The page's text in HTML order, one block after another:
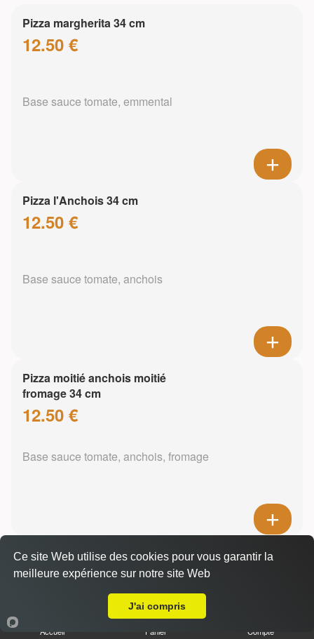
Pizza margherita 34 cm
12.50 €
Base sauce tomate, emmental
Pizza l'Anchois 34 cm
12.50 €
Base sauce tomate, anchois
Pizza moitié anchois moitié
fromage 34 cm
12.50 €
Base sauce tomate, anchois, fromage
Pizza mozzarella 34 cm
13.50 €
Base sauce tomate, mozzarella
Accueil Panier Compte
Ce site Web utilise des cookies pour vous garantir la
meilleure expérience sur notre site Web
J'ai compris